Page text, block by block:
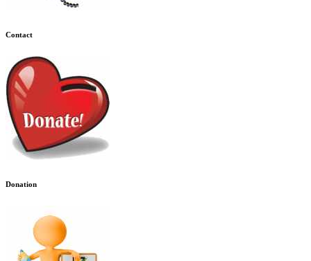
Contact
Donation